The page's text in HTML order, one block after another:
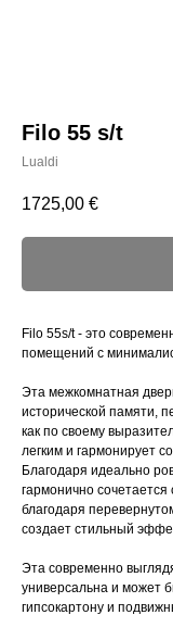
Filo 55 s/t
Lualdi
1725,00 €
Filo 55s/t - это
помещений с
Эта межкомнатная
исторической памяти,
как по своему
легким и гармонирует
Благодаря идеально
гармонично сочетается
благодаря
создает стильный
Эта современно
универсальна и может
гипсокартону и